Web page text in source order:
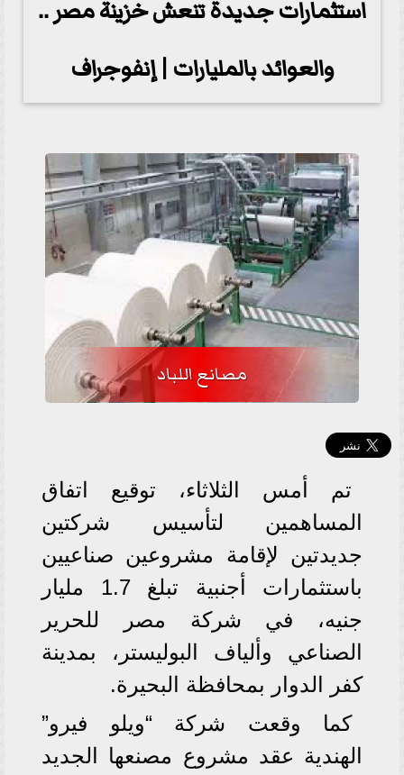
استثمارات جديدة تنعش خزينة مصر ..
والعوائد بالمليارات | إنفوجراف
مصانع اللباد
تم أمس الثلاثاء، توقيع اتفاق
المساهمين لتأسيس شركتين
جديدتين لإقامة مشروعين صناعيين
باستثمارات أجنبية تبلغ 1.7 مليار
جنيه، في شركة مصر للحرير
الصناعي وألياف البوليستر، بمدينة
كفر الدوار بمحافظة البحيرة.
كما وقعت شركة “ويلو فيرو”
الهندية عقد مشروع مصنعها الجديد